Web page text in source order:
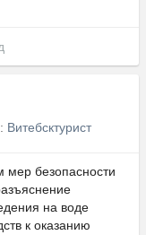
Витебсктурист
мер безопасности
на воде
к оказанию